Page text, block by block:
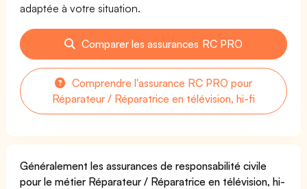
adaptée à votre situation.
Comparer les assurances RC PRO
Comprendre l'assurance RC PRO pour
Réparateur / Réparatrice en télévision, hi-fi
Généralement les assurances de responsabilité civile
pour le métier Réparateur / Réparatrice en télévision, hi-